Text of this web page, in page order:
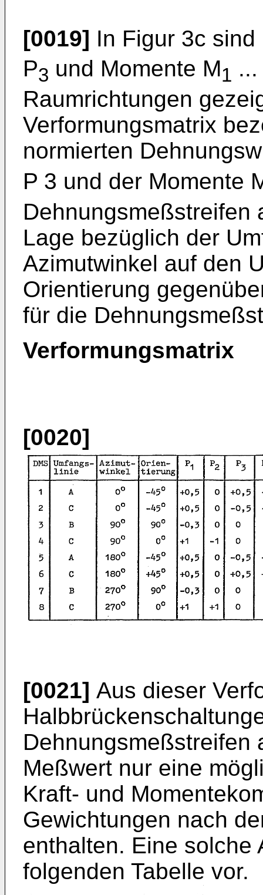
[0019] In Figur 3c
P3 und Momente M1
Raumrichtungen
Verformungsmatrix
normierten
P 3 und der Momente
Dehnungsmeßstreifen
Lage bezüglich der
Azimutwinkel auf den
Orientierung
für die
Verformungsmatrix
[0020]
[0021] Aus dieser
Dehnungsmeßstreifen
Meßwert nur eine
Kraft- und
Gewichtungen nach
enthalten. Eine solche
folgenden Tabelle vor.